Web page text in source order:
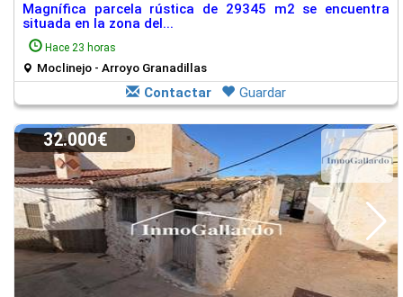
Magnífica parcela rústica de 29345 m2 se encuentra
situada en la zona del...
Hace 23 horas
Moclinejo - Arroyo Granadillas
Contactar Guardar
32.000€